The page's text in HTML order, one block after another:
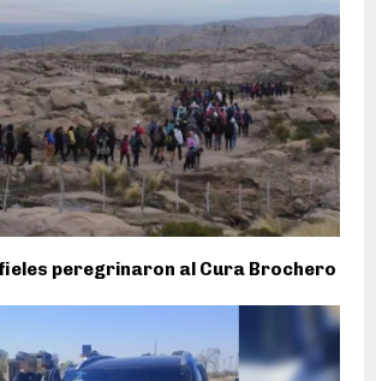
fieles peregrinaron al Cura Brochero